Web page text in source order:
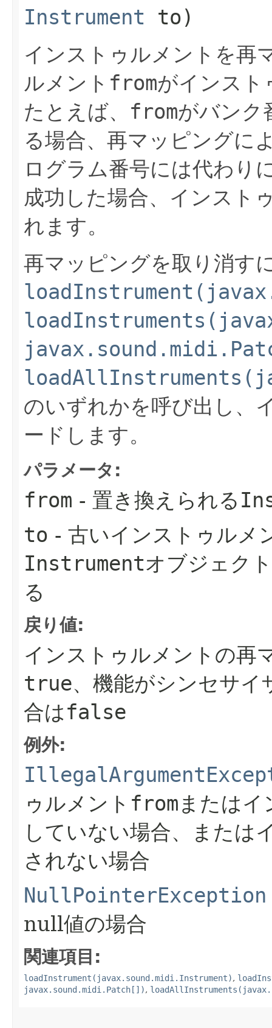
Instrument to)
インストゥルメントを再
ルメント fromがインスト
たとえば、 fromがバンク
る場合、再マッピングに
ログラム番号には代わり
成功した場合、インスト
れます。
再マッピングを取り消す
のいずれかを呼び出し、
ードします。
パラメータ:
from - 置き換えられる
to - 古いインストゥルメ
Instrumentオブジェク
る
戻り値:
インストゥルメントの再
true、機能がシンセサ
合はfalse
例外:
ゥルメント fromまたは
していない場合、または
されない場合
NullPointerException
null値の場合
関連項目:
loadInstrument(javax.sound.midi.Instrument),
javax.sound.midi.Patch[]),